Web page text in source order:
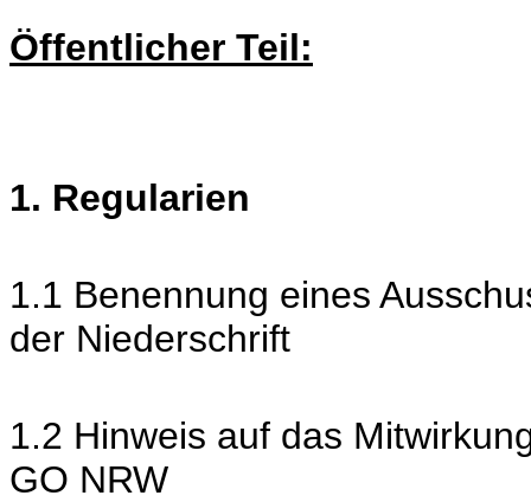
Öffentlicher Teil:
1. Regularien
1.1 Benennung eines
der Niederschrift
1.2 Hinweis auf das
GO NRW